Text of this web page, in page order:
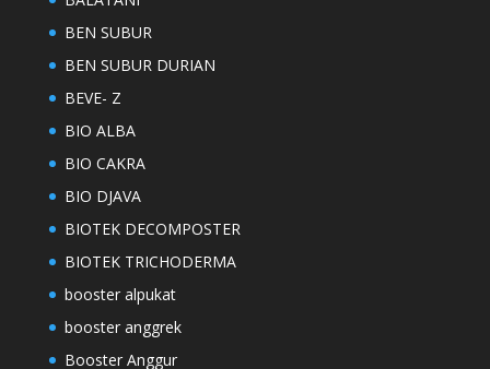
BEN SUBUR
BEN SUBUR DURIAN
BEVE- Z
BIO ALBA
BIO CAKRA
BIO DJAVA
BIOTEK DECOMPOSTER
BIOTEK TRICHODERMA
booster alpukat
booster anggrek
Booster Anggur